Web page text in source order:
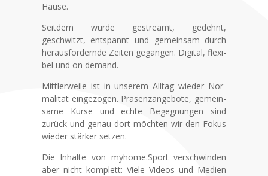
Hau­se.
Seit­dem wur­de gestreamt, gedehnt,
geschwitzt, ent­spannt und gemein­sam durch
her­aus­for­dern­de Zei­ten gegan­gen. Digi­tal, fle­xi­
bel und on demand.
Mitt­ler­wei­le ist in unse­rem All­tag wie­der Nor­
ma­li­tät ein­ge­zo­gen. Prä­sen­z­an­ge­bo­te, gemein­
sa­me Kur­se und ech­te Begeg­nun­gen sind
zurück und genau dort möch­ten wir den Fokus
wie­der stär­ker set­zen.
Die Inhal­te von myhome.Sport ver­schwin­den
aber nicht kom­plett: Vie­le Vide­os und Medi­en